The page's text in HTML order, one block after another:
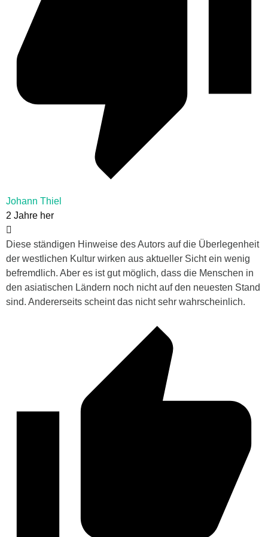
Johann Thiel
2 Jahre her
Diese ständigen Hinweise des Autors auf die Überlegenheit
der westlichen Kultur wirken aus aktueller Sicht ein wenig
befremdlich. Aber es ist gut möglich, dass die Menschen in
den asiatischen Ländern noch nicht auf den neuesten Stand
sind. Andererseits scheint das nicht sehr wahrscheinlich.